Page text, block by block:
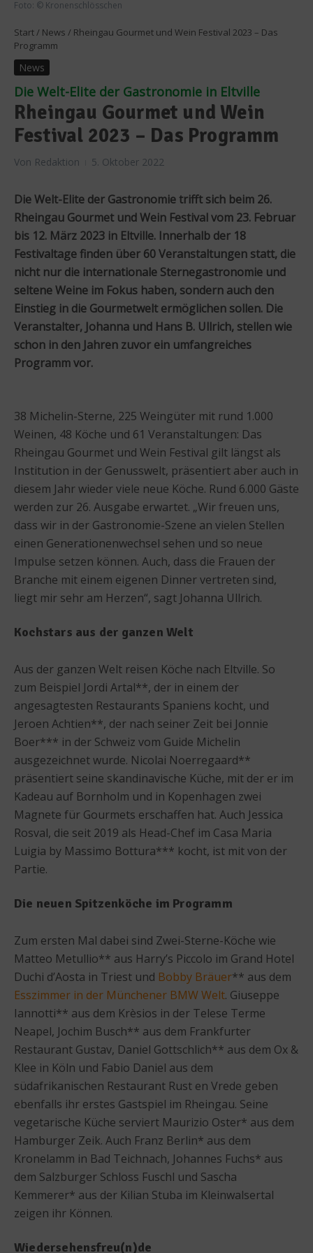
Foto: © Kronenschlösschen
Start / News / Rheingau Gourmet und Wein Festival 2023 – Das
Programm
News
Die Welt-Elite der Gastronomie in Eltville
Rheingau Gourmet und Wein
Festival 2023 – Das Programm
Von Redaktion 5. Oktober 2022
Die Welt-Elite der Gastronomie trifft sich beim 26.
Rheingau Gourmet und Wein Festival vom 23. Februar
bis 12. März 2023 in Eltville. Innerhalb der 18
Festivaltage finden über 60 Veranstaltungen statt, die
nicht nur die internationale Sternegastronomie und
seltene Weine im Fokus haben, sondern auch den
Einstieg in die Gourmetwelt ermöglichen sollen. Die
Veranstalter, Johanna und Hans B. Ullrich, stellen wie
schon in den Jahren zuvor ein umfangreiches
Programm vor.
38 Michelin-Sterne, 225 Weingüter mit rund 1.000
Weinen, 48 Köche und 61 Veranstaltungen: Das
Rheingau Gourmet und Wein Festival gilt längst als
Institution in der Genusswelt, präsentiert aber auch in
diesem Jahr wieder viele neue Köche. Rund 6.000 Gäste
werden zur 26. Ausgabe erwartet. „Wir freuen uns,
dass wir in der Gastronomie-Szene an vielen Stellen
einen Generationenwechsel sehen und so neue
Impulse setzen können. Auch, dass die Frauen der
Branche mit einem eigenen Dinner vertreten sind,
liegt mir sehr am Herzen“, sagt Johanna Ullrich.
Kochstars aus der ganzen Welt
Aus der ganzen Welt reisen Köche nach Eltville. So
zum Beispiel Jordi Artal**, der in einem der
angesagtesten Restaurants Spaniens kocht, und
Jeroen Achtien**, der nach seiner Zeit bei Jonnie
Boer*** in der Schweiz vom Guide Michelin
ausgezeichnet wurde. Nicolai Noerregaard**
präsentiert seine skandinavische Küche, mit der er im
Kadeau auf Bornholm und in Kopenhagen zwei
Magnete für Gourmets erschaffen hat. Auch Jessica
Rosval, die seit 2019 als Head-Chef im Casa Maria
Luigia by Massimo Bottura*** kocht, ist mit von der
Partie.
Die neuen Spitzenköche im Programm
Zum ersten Mal dabei sind Zwei-Sterne-Köche wie
Matteo Metullio** aus Harry’s Piccolo im Grand Hotel
Duchi d’Aosta in Triest und Bobby Bräuer** aus dem
Esszimmer in der Münchener BMW Welt. Giuseppe
Iannotti** aus dem Krèsios in der Telese Terme
Neapel, Jochim Busch** aus dem Frankfurter
Restaurant Gustav, Daniel Gottschlich** aus dem Ox &
Klee in Köln und Fabio Daniel aus dem
südafrikanischen Restaurant Rust en Vrede geben
ebenfalls ihr erstes Gastspiel im Rheingau. Seine
vegetarische Küche serviert Maurizio Oster* aus dem
Hamburger Zeik. Auch Franz Berlin* aus dem
Kronelamm in Bad Teichnach, Johannes Fuchs* aus
dem Salzburger Schloss Fuschl und Sascha
Kemmerer* aus der Kilian Stuba im Kleinwalsertal
zeigen ihr Können.
Wiedersehensfreu(n)de